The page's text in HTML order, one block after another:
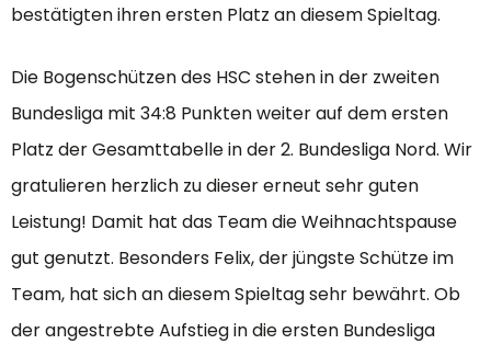
bestätigten ihren ersten Platz an diesem Spieltag.
Die Bogenschützen des HSC stehen in der zweiten
Bundesliga mit 34:8 Punkten weiter auf dem ersten
Platz der Gesamttabelle in der 2. Bundesliga Nord. Wir
gratulieren herzlich zu dieser erneut sehr guten
Leistung! Damit hat das Team die Weihnachtspause
gut genutzt. Besonders Felix, der jüngste Schütze im
Team, hat sich an diesem Spieltag sehr bewährt. Ob
der angestrebte Aufstieg in die ersten Bundesliga